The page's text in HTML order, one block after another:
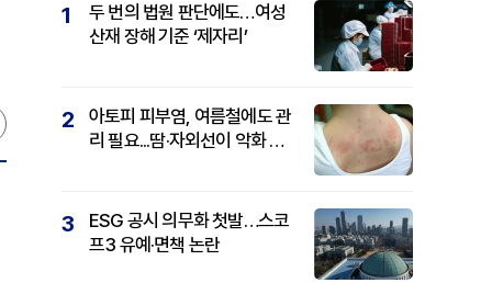
1
두 번의 법원 판단에도…여성
산재 장해 기준 ‘제자리’
2
아토피 피부염, 여름철에도 관
리 필요...땀·자외선이 악화 요
3
ESG 공시 의무화 첫발…스코
프3 유예·면책 논란